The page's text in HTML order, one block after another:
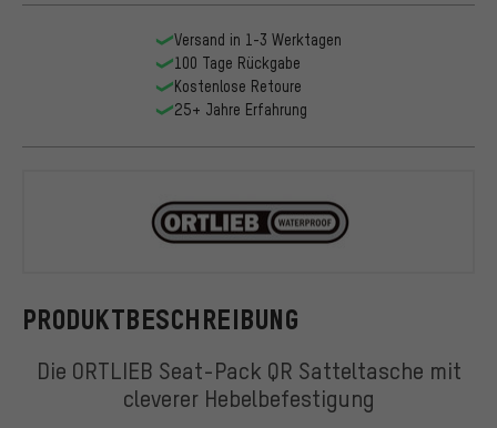
PRODUKTBESCHREIBUNG
Die ORTLIEB Seat-Pack QR Satteltasche mit
cleverer Hebelbefestigung
Versand in 1-3 Werktagen
100 Tage Rückgabe
Kostenlose Retoure
25+ Jahre Erfahrung
ORTLIEB